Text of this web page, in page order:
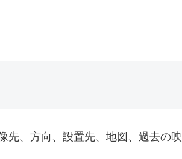
先、方向、設置先、地図、過去の映